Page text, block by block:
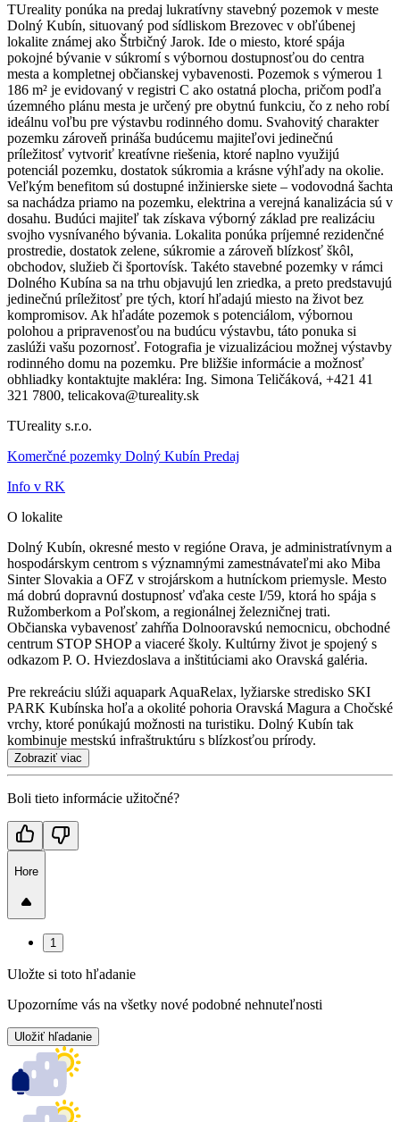
TUreality ponúka na predaj lukratívny stavebný pozemok v meste
Dolný Kubín, situovaný pod sídliskom Brezovec v obľúbenej
lokalite známej ako Štrbičný Jarok. Ide o miesto, ktoré spája
pokojné bývanie v súkromí s výbornou dostupnosťou do centra
mesta a kompletnej občianskej vybavenosti. Pozemok s výmerou 1
186 m² je evidovaný v registri C ako ostatná plocha, pričom podľa
územného plánu mesta je určený pre obytnú funkciu, čo z neho robí
ideálnu voľbu pre výstavbu rodinného domu. Svahovitý charakter
pozemku zároveň prináša budúcemu majiteľovi jedinečnú
príležitosť vytvoriť kreatívne riešenia, ktoré naplno využijú
potenciál pozemku, dostatok súkromia a krásne výhľady na okolie.
Veľkým benefitom sú dostupné inžinierske siete – vodovodná šachta
sa nachádza priamo na pozemku, elektrina a verejná kanalizácia sú v
dosahu. Budúci majiteľ tak získava výborný základ pre realizáciu
svojho vysnívaného bývania. Lokalita ponúka príjemné rezidenčné
prostredie, dostatok zelene, súkromie a zároveň blízkosť škôl,
obchodov, služieb či športovísk. Takéto stavebné pozemky v rámci
Dolného Kubína sa na trhu objavujú len zriedka, a preto predstavujú
jedinečnú príležitosť pre tých, ktorí hľadajú miesto na život bez
kompromisov. Ak hľadáte pozemok s potenciálom, výbornou
polohou a pripravenosťou na budúcu výstavbu, táto ponuka si
zaslúži vašu pozornosť. Fotografia je vizualizáciou možnej výstavby
rodinného domu na pozemku. Pre bližšie informácie a možnosť
obhliadky kontaktujte makléra: Ing. Simona Teličáková, +421 41
321 7800, telicakova@tureality.sk
TUreality s.r.o.
Komerčné pozemky Dolný Kubín Predaj
Info v RK
O lokalite
Dolný Kubín, okresné mesto v regióne Orava, je administratívnym a
hospodárskym centrom s významnými zamestnávateľmi ako Miba
Sinter Slovakia a OFZ v strojárskom a hutníckom priemysle. Mesto
má dobrú dopravnú dostupnosť vďaka ceste I/59, ktorá ho spája s
Ružomberkom a Poľskom, a regionálnej železničnej trati.
Občianska vybavenosť zahŕňa Dolnooravskú nemocnicu, obchodné
centrum STOP SHOP a viaceré školy. Kultúrny život je spojený s
odkazom P. O. Hviezdoslava a inštitúciami ako Oravská galéria.
Pre rekreáciu slúži aquapark AquaRelax, lyžiarske stredisko SKI
PARK Kubínska hoľa a okolité pohoria Oravská Magura a Chočské
vrchy, ktoré ponúkajú možnosti na turistiku. Dolný Kubín tak
kombinuje mestskú infraštruktúru s blízkosťou prírody.
Zobraziť viac
Boli tieto informácie užitočné?
Hore
1
Uložte si toto hľadanie
Upozorníme vás na všetky nové podobné nehnuteľnosti
Uložiť hľadanie